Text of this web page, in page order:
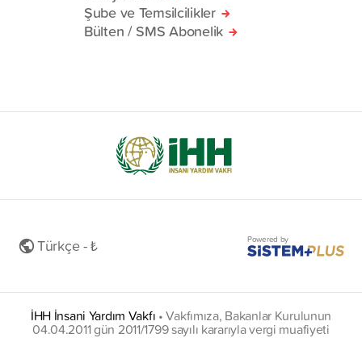
Şube ve Temsilcilikler
Bülten / SMS Abonelik
Türkçe - ₺ Powered by
İHH İnsani Yardım Vakfı •Vakfımıza, Bakanlar Kurulunun
04.04.2011 gün 2011/1799 sayılı kararıyla vergi muafiyeti